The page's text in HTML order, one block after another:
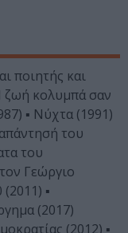
ποιητής και
ζωή κολυμπά σαν
▪ Νύχτα (1991)
του
του
Γεώργιο
▪
(2017)
(2012) ▪